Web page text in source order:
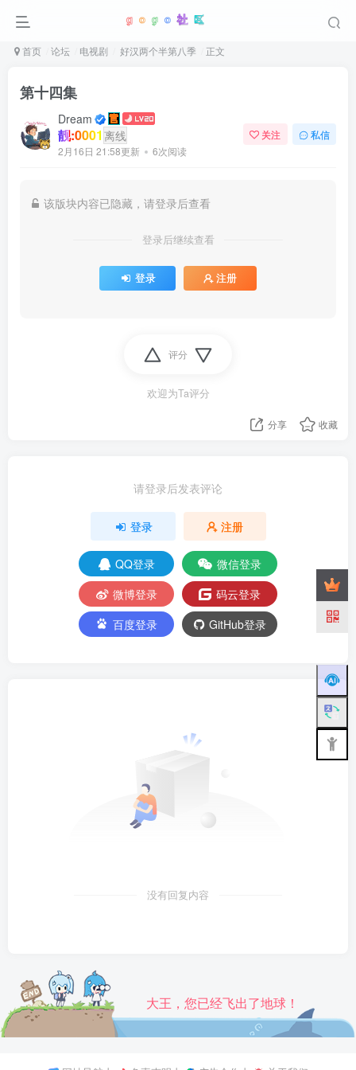
首页 论坛 电视剧 好汉两个半第八季 正文
第十四集
Dream
靓:0001 离线
2月16日 21:58更新 6次阅读
关注 私信
该版块内容已隐藏，请登录后查看
登录后继续查看
登录 注册
评分
欢迎为Ta评分
分享 收藏
请登录后发表评论
登录 注册
QQ登录
微信登录
微博登录
码云登录
百度登录
GitHub登录
没有回复内容
大王，您已经飞出了地球！